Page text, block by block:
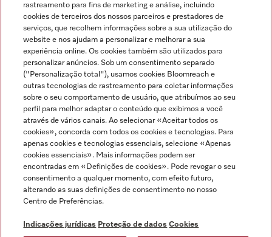
Indicações jurídicas
Condições gerais
Proteção de dados
Condições de utilização
Canal de Ética
Formulário de livre resolução
Miele no Instagram
Miele no Facebook
Miele no Youtube
rastreamento para fins de marketing e análise, incluindo
cookies de terceiros dos nossos parceiros e prestadores de
serviços, que recolhem informações sobre a sua utilização do
website e nos ajudam a personalizar e melhorar a sua
experiência online. Os cookies também são utilizados para
personalizar anúncios. Sob um consentimento separado
("Personalização total"), usamos cookies Bloomreach e
outras tecnologias de rastreamento para coletar informações
sobre o seu comportamento de usuário, que atribuímos ao seu
perfil para melhor adaptar o conteúdo que exibimos a você
através de vários canais. Ao selecionar «Aceitar todos os
cookies», concorda com todos os cookies e tecnologias. Para
apenas cookies e tecnologias essenciais, selecione «Apenas
cookies essenciais». Mais informações podem ser
encontradas em «Definições de cookies». Pode revogar o seu
consentimento a qualquer momento, com efeito futuro,
alterando as suas definições de consentimento no nosso
Centro de Preferências.
Indicações jurídicas Proteção de dados Cookies